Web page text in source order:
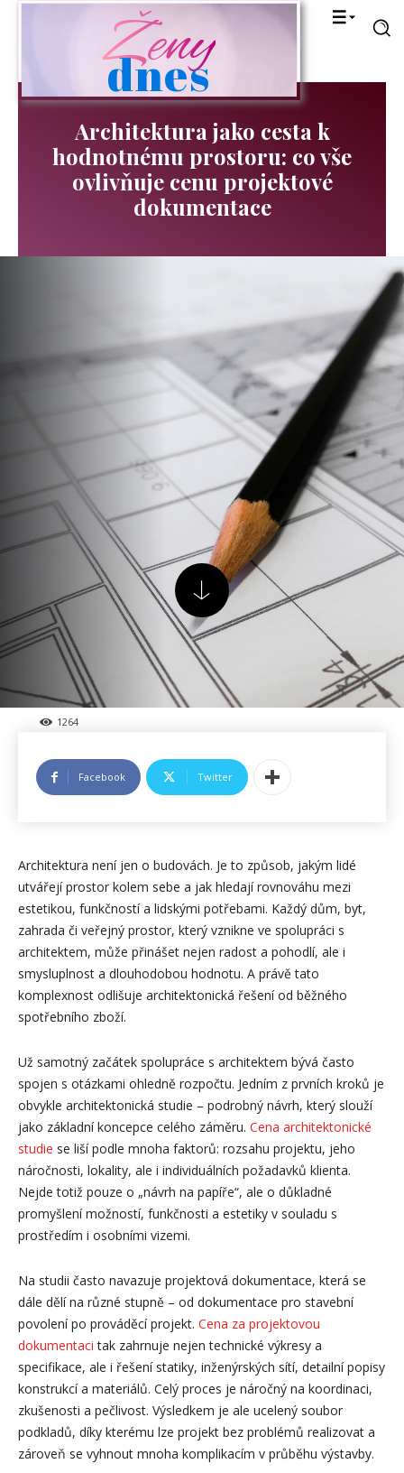
Ženy
dnes
Architektura jako cesta k
hodnotnému prostoru: co vše
ovlivňuje cenu projektové
dokumentace
1264
Facebook Twitter
Architektura není jen o budovách. Je to způsob, jakým lidé
utvářejí prostor kolem sebe a jak hledají rovnováhu mezi
estetikou, funkčností a lidskými potřebami. Každý dům, byt,
zahrada či veřejný prostor, který vznikne ve spolupráci s
architektem, může přinášet nejen radost a pohodlí, ale i
smysluplnost a dlouhodobou hodnotu. A právě tato
komplexnost odlišuje architektonická řešení od běžného
spotřebního zboží.
Už samotný začátek spolupráce s architektem bývá často
spojen s otázkami ohledně rozpočtu. Jedním z prvních kroků je
obvykle architektonická studie – podrobný návrh, který slouží
jako základní koncepce celého záměru. Cena architektonické
studie se liší podle mnoha faktorů: rozsahu projektu, jeho
náročnosti, lokality, ale i individuálních požadavků klienta.
Nejde totiž pouze o „návrh na papíře“, ale o důkladné
promyšlení možností, funkčnosti a estetiky v souladu s
prostředím i osobními vizemi.
Na studii často navazuje projektová dokumentace, která se
dále dělí na různé stupně – od dokumentace pro stavební
povolení po prováděcí projekt. Cena za projektovou
dokumentaci tak zahrnuje nejen technické výkresy a
specifikace, ale i řešení statiky, inženýrských sítí, detailní popisy
konstrukcí a materiálů. Celý proces je náročný na koordinaci,
zkušenosti a pečlivost. Výsledkem je ale ucelený soubor
podkladů, díky kterému lze projekt bez problémů realizovat a
zároveň se vyhnout mnoha komplikacím v průběhu výstavby.